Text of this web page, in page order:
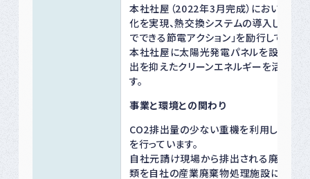
本社社屋（2022年3月完成）において全
化を実現、熱交換システムの導入し、「オ
でできる節電アクション」を励行しています
本社社屋に太陽光発電パネルを設置し、
出を抑えたクリーンエネルギーを活用し
す。
事業と環境との関わり
CO2排出量の少ない重機を利用した解
を行っています。
自社元請け現場から排出される廃プラス
類を自社の産業廃棄物処理施設にて処理